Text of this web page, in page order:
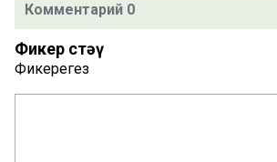
Комментарий 0
Фикер өстәү
Фикерегез